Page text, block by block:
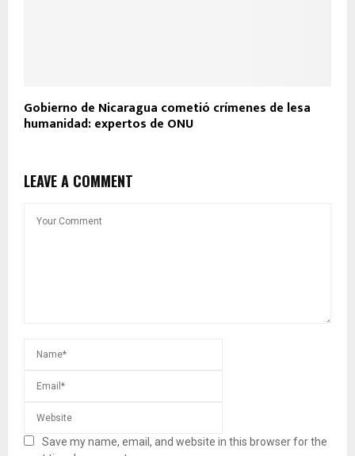
Gobierno de Nicaragua cometió crímenes de lesa
humanidad: expertos de ONU
LEAVE A COMMENT
Save my name, email, and website in this browser for the